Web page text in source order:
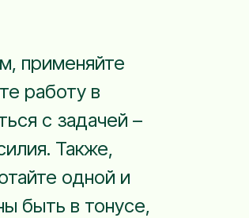
применяйте
работу в
с задачей –
Также,
одной и
быть в тонусе,